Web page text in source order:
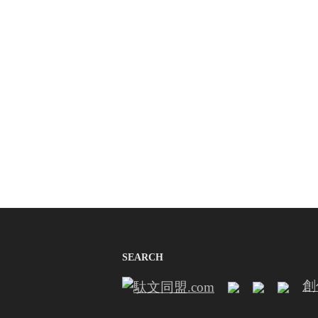
SEARCH